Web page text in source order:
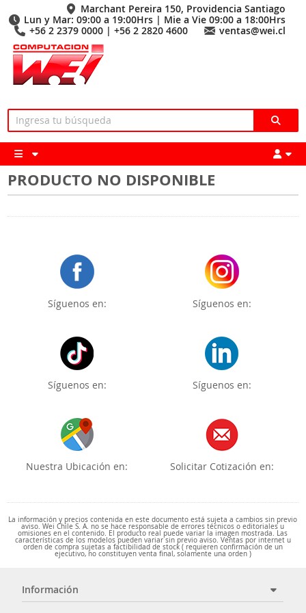
Marchant Pereira 150, Providencia Santiago
Lun y Mar: 09:00 a 19:00Hrs | Mie a Vie 09:00 a 18:00Hrs
+56 2 2379 0000 | +56 2 2820 4600
ventas@wei.cl
PRODUCTO NO DISPONIBLE
Síguenos en: Síguenos en:
Síguenos en: Síguenos en:
Nuestra Ubicación en: Solicitar Cotización en:
La información y precios contenida en este documento está sujeta a cambios sin previo
aviso. Wei Chile S. A. no se hace responsable de errores técnicos o editoriales u
omisiones en el contenido. El producto real puede variar la imagen mostrada. Las
características de los modelos pueden variar sin previo aviso. Ventas por internet u
orden de compra sujetas a factibilidad de stock ( requieren confirmación de un
ejecutivo, no constituyen venta final, solamente una orden )
Información